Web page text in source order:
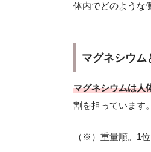
体内でどのような
マグネシウム
マグネシウムは人
割を担っています
（※）重量順。1